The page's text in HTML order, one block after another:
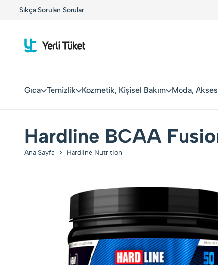
Sıkça Sorulan Sorular
Buluşuyor!
Gıda Temizlik Kozmetik, Kişisel Bakım Moda,
Hardline BCAA
Ana Sayfa Hardline Nutrition